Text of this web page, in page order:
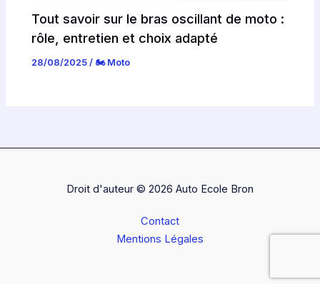
Tout savoir sur le bras oscillant de moto :
rôle, entretien et choix adapté
28/08/2025/ 🏍️ Moto
Droit d'auteur © 2026 Auto Ecole Bron
Contact
Mentions Légales